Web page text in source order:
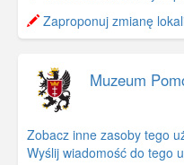
−
Zaproponuj zmianę
Muzeum
Zobacz inne zasoby tego
Wyślij wiadomość do tego